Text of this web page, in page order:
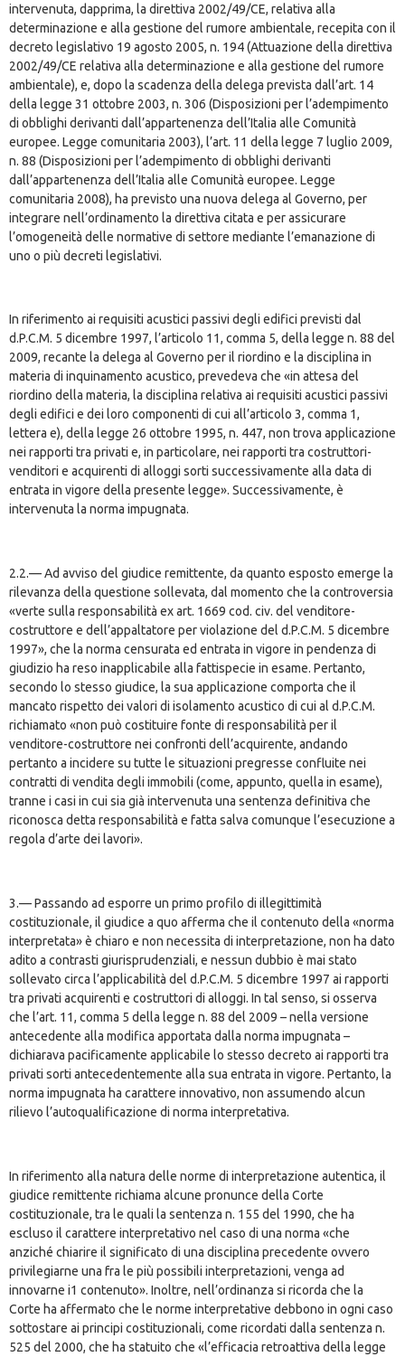
intervenuta, dapprima, la direttiva 2002/49/CE, relativa alla
determinazione e alla gestione del rumore ambientale, recepita con il
decreto legislativo 19 agosto 2005, n. 194 (Attuazione della direttiva
2002/49/CE relativa alla determinazione e alla gestione del rumore
ambientale), e, dopo la scadenza della delega prevista dall’art. 14
della legge 31 ottobre 2003, n. 306 (Disposizioni per l’adempimento
di obblighi derivanti dall’appartenenza dell’Italia alle Comunità
europee. Legge comunitaria 2003), l’art. 11 della legge 7 luglio 2009,
n. 88 (Disposizioni per l’adempimento di obblighi derivanti
dall’appartenenza dell’Italia alle Comunità europee. Legge
comunitaria 2008), ha previsto una nuova delega al Governo, per
integrare nell’ordinamento la direttiva citata e per assicurare
l’omogeneità delle normative di settore mediante l’emanazione di
uno o più decreti legislativi.
In riferimento ai requisiti acustici passivi degli edifici previsti dal
d.P.C.M. 5 dicembre 1997, l’articolo 11, comma 5, della legge n. 88 del
2009, recante la delega al Governo per il riordino e la disciplina in
materia di inquinamento acustico, prevedeva che «in attesa del
riordino della materia, la disciplina relativa ai requisiti acustici passivi
degli edifici e dei loro componenti di cui all’articolo 3, comma 1,
lettera e), della legge 26 ottobre 1995, n. 447, non trova applicazione
nei rapporti tra privati e, in particolare, nei rapporti tra costruttori-
venditori e acquirenti di alloggi sorti successivamente alla data di
entrata in vigore della presente legge». Successivamente, è
intervenuta la norma impugnata.
2.2.— Ad avviso del giudice remittente, da quanto esposto emerge la
rilevanza della questione sollevata, dal momento che la controversia
«verte sulla responsabilità ex art. 1669 cod. civ. del venditore-
costruttore e dell’appaltatore per violazione del d.P.C.M. 5 dicembre
1997», che la norma censurata ed entrata in vigore in pendenza di
giudizio ha reso inapplicabile alla fattispecie in esame. Pertanto,
secondo lo stesso giudice, la sua applicazione comporta che il
mancato rispetto dei valori di isolamento acustico di cui al d.P.C.M.
richiamato «non può costituire fonte di responsabilità per il
venditore-costruttore nei confronti dell’acquirente, andando
pertanto a incidere su tutte le situazioni pregresse confluite nei
contratti di vendita degli immobili (come, appunto, quella in esame),
tranne i casi in cui sia già intervenuta una sentenza definitiva che
riconosca detta responsabilità e fatta salva comunque l’esecuzione a
regola d’arte dei lavori».
3.— Passando ad esporre un primo profilo di illegittimità
costituzionale, il giudice a quo afferma che il contenuto della «norma
interpretata» è chiaro e non necessita di interpretazione, non ha dato
adito a contrasti giurisprudenziali, e nessun dubbio è mai stato
sollevato circa l’applicabilità del d.P.C.M. 5 dicembre 1997 ai rapporti
tra privati acquirenti e costruttori di alloggi. In tal senso, si osserva
che l’art. 11, comma 5 della legge n. 88 del 2009 – nella versione
antecedente alla modifica apportata dalla norma impugnata –
dichiarava pacificamente applicabile lo stesso decreto ai rapporti tra
privati sorti antecedentemente alla sua entrata in vigore. Pertanto, la
norma impugnata ha carattere innovativo, non assumendo alcun
rilievo l’autoqualificazione di norma interpretativa.
In riferimento alla natura delle norme di interpretazione autentica, il
giudice remittente richiama alcune pronunce della Corte
costituzionale, tra le quali la sentenza n. 155 del 1990, che ha
escluso il carattere interpretativo nel caso di una norma «che
anziché chiarire il significato di una disciplina precedente ovvero
privilegiarne una fra le più possibili interpretazioni, venga ad
innovarne i1 contenuto». Inoltre, nell’ordinanza si ricorda che la
Corte ha affermato che le norme interpretative debbono in ogni caso
sottostare ai principi costituzionali, come ricordati dalla sentenza n.
525 del 2000, che ha statuito che «l’efficacia retroattiva della legge